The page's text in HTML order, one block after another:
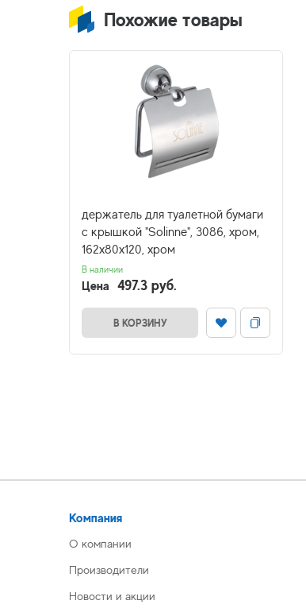
Похожие товары
держатель для туалетной бумаги
с крышкой "Solinne", 3086, хром,
162х80х120, хром
В наличии
Цена 497.3 руб.
В КОРЗИНУ
Компания
О компании
Производители
Новости и акции